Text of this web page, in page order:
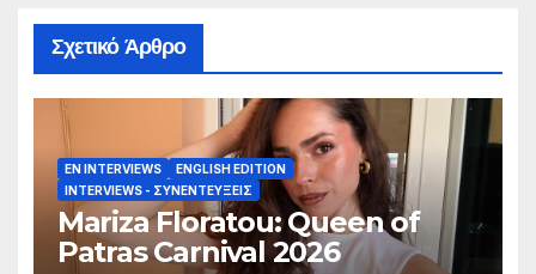
Σχετικό Άρθρο
EN INTERVIEWS
ENGLISH EDITION
INTERVIEWS - ΣΥΝΕΝΤΕΎΞΕΙΣ
Mariza Floratou: Queen of
Patras Carnival 2026